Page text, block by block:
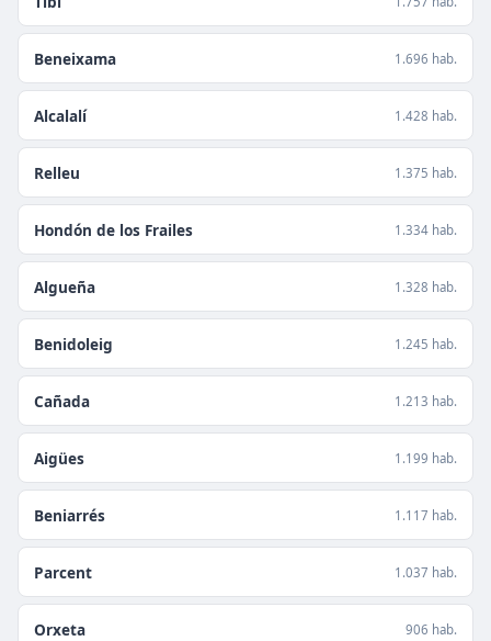
Beneixama 1.696 hab.
Alcalalí 1.428 hab.
Relleu 1.375 hab.
Hondón de los Frailes 1.334 hab.
Algueña 1.328 hab.
Benidoleig 1.245 hab.
Cañada 1.213 hab.
Aigües 1.199 hab.
Beniarrés 1.117 hab.
Parcent 1.037 hab.
Orxeta 906 hab.